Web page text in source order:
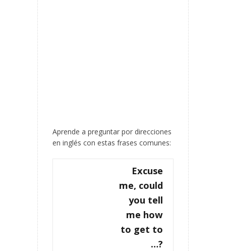
Aprende a preguntar por direcciones
en inglés con estas frases comunes:
Excuse
me, could
you tell
me how
to get to
…?